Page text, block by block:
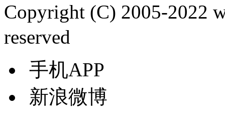
Copyright (C) 2005-2022
reserved
手机APP
新浪微博